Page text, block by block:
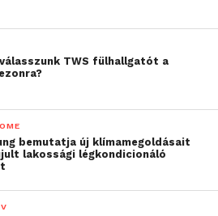
TWS fülhallgatót a
bemutatja új klímamegoldásait
lakossági légkondicionáló